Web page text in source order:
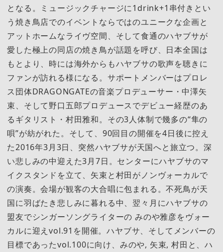
となる。ミュージックチャージに1drink+1串付きとい
う焼き鳥店でのイベントならではのユニークな企画と
アットホームなライヴ空間、そして食通のハヤブサが
愛した極上の同店の焼き鳥が話題を呼び、日本全国は
もとより、時には海外からもハヤブサの歌声を聴きに
ファンが訪れる様になる。サポートメンバーはプロレ
ス団体DRAGONGATEの音楽プロデューサー・中澤矢
束、そして野口五郎プロデュースでデビュー経歴のあ
るギタリスト・村田雅和。その3人体制で幾多の“隼の
唄”が紡がれた。そして、90回目の開催を4日後に控え
た2016年3月3日、突然ハヤブサが天国へと旅立つ。深
い悲しみの中迎えた3月7日。センターにハヤブサのマ
イクスタンドを立て、矢束と村田がノンヴォーカルで
の演奏。会場が観客の大合唱に包まれる。不死鳥が天
国に羽ばたき悲しみに暮れる中、翌々月にハヤブサの
盟友でシンガーソングライターの みのや雅彦をヴォー
カルに迎えvol.91を開催。ハヤブサ、そしてメンバーの
目標であったvol.100に向け、みのや, 矢束, 村田と、ハ